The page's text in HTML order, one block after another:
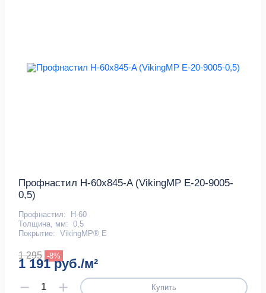
Профнастил Н-60x845-A (VikingMP E-20-9005-
0,5)
Профнастил:
Н-60
Толщина, мм: 0,5
Покрытие: VikingMP® E
1 295 -8%
1 191 руб./м²
Купить